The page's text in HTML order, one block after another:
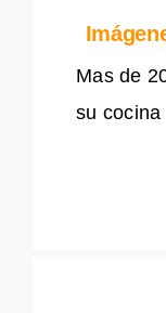
Mas de
su cocina